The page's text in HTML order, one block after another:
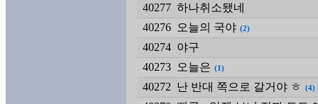
40277 하나취소됐네
40276 오늘의 국야 (2)
40274 야구
40273 오늘은 (1)
40272 난 반대 쪽으로 갈거야 ㅎ (4)